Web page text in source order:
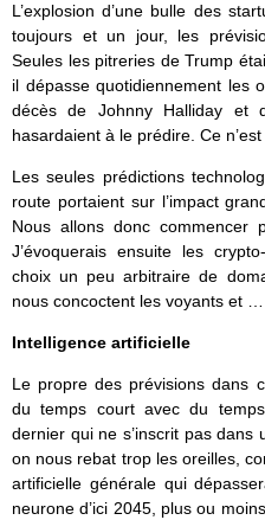
L’explosion d’une bulle des
toujours et un jour, les
Seules les pitreries de Trump
il dépasse quotidiennement les
décès de Johnny Halliday et
hasardaient à le prédire. Ce
Les seules prédictions
route portaient sur l’impact
Nous allons donc commencer
J’évoquerais ensuite les
choix un peu arbitraire de
nous concoctent les voyants et
Intelligence artificielle
Le propre des prévisions dans
du temps court avec du
dernier qui ne s’inscrit pas
on nous rebat trop les oreilles,
artificielle générale qui
neurone d’ici 2045, plus ou